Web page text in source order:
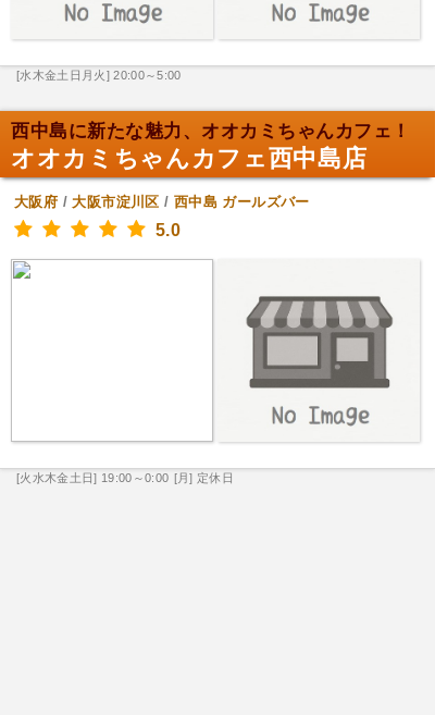
[水木金土日月火] 20:00～5:00
西中島に新たな魅力、オオカミちゃんカフェ！
オオカミちゃんカフェ西中島店
大阪府 /大阪市淀川区 / 西中島 ガールズバー
5.0
[火水木金土日] 19:00～0:00 [月] 定休日